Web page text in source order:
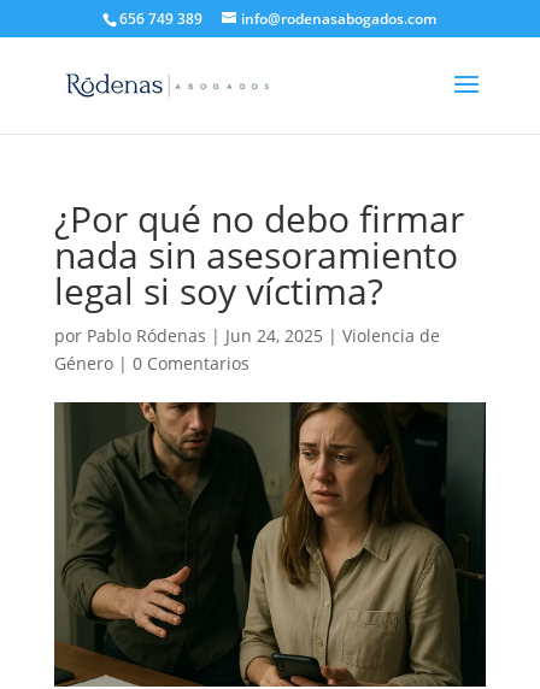
656 749 389 info@rodenasabogados.com
¿Por qué no debo firmar
nada sin asesoramiento
legal si soy víctima?
por Pablo Ródenas | Jun 24, 2025 | Violencia de
Género| 0 Comentarios